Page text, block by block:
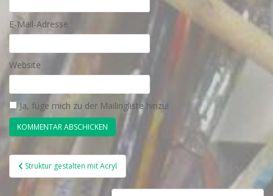
E-Mail-Adresse
Website
Ja, füge mich zu der Mailingliste hinzu!
Beitragsnavigation
Struktur gestalten mit Acryl